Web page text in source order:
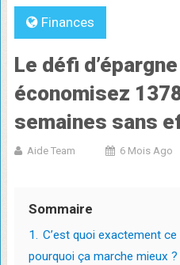
Finances
Le défi
économisez
semaines sans
Aide Team 6 Mois Ago
Sommaire
1. C’est quoi exactement
pourquoi ça marche mieux ?